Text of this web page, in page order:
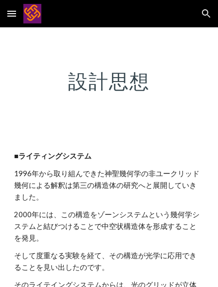
Skip to main content Skip to navigation
設計思想
■ライティングシステム
1996年から取り組んできた神聖幾何学の非ユークリッド
幾何による解釈は第三の構造体の研究へと展開していき
ました。
2000年には、この構造をゾーンシステムという幾何学シ
ステムと結びつけることで中空状構造体を形成すること
を発見。
そして度重なる実験を経て、その構造が光学に応用でき
ることを見い出したのです。
そのライテイングシステムからは、光のグリッドが立体